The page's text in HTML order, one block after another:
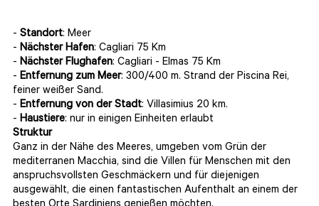
- Standort: Meer
- Nächster Hafen: Cagliari 75 Km
- Nächster Flughafen: Cagliari - Elmas 75 Km
- Entfernung zum Meer: 300/400 m. Strand der Piscina Rei,
feiner weißer Sand.
- Entfernung von der Stadt: Villasimius 20 km.
- Haustiere: nur in einigen Einheiten erlaubt
Struktur
Ganz in der Nähe des Meeres, umgeben vom Grün der
mediterranen Macchia, sind die Villen für Menschen mit den
anspruchsvollsten Geschmäckern und für diejenigen
ausgewählt, die einen fantastischen Aufenthalt an einem der